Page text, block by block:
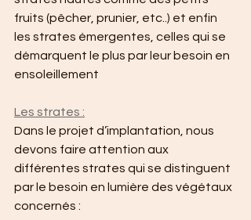
fruits (pêcher, prunier, etc..) et enfin
les strates émergentes, celles qui se
démarquent le plus par leur besoin en
ensoleillement
Les strates :
Dans le projet d’implantation, nous
devons faire attention aux
différentes strates qui se distinguent
par le besoin en lumière des végétaux
concernés :